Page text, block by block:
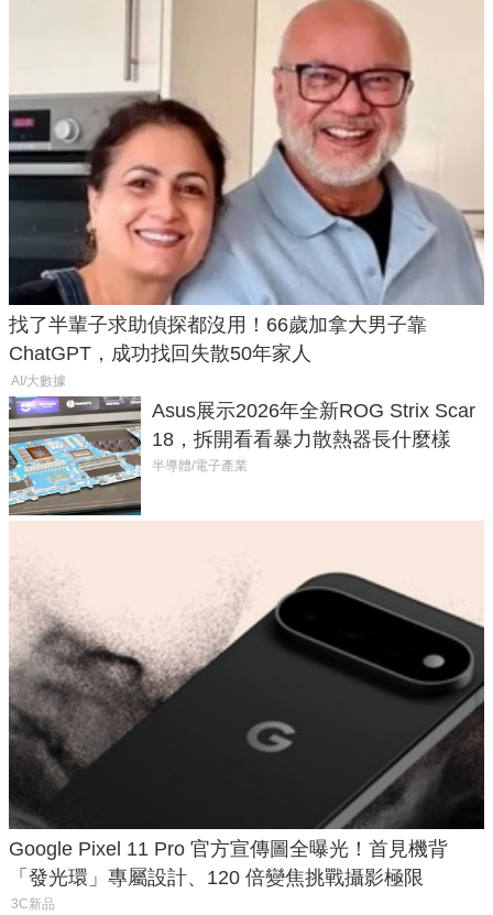
找了半輩子求助偵探都沒用！66歲加拿大男子靠
ChatGPT，成功找回失散50年家人
AI/大數據
Asus展示2026年全新ROG Strix Scar
18，拆開看看暴力散熱器長什麼樣
半導體/電子產業
Google Pixel 11 Pro 官方宣傳圖全曝光！首見機背
「發光環」專屬設計、120 倍變焦挑戰攝影極限
3C新品